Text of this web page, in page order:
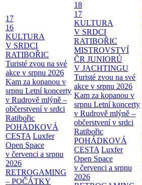
17
16
KULTURA
V SRDCI
RATIBOŘIC
Turisté zvou na své
akce v srpnu 2026
Kam za kopanou v
srpnu Letní koncerty
v Rudrově mlýně –
občerstvení v srdci
Ratibořic
POHÁDKOVÁ
CESTA Luxfer
Open Space
v červenci a srpnu
2026
RETROGAMING
– POČÁTKY
18
17
KULTURA
V SRDCI
RATIBOŘIC
MISTROVSTVÍ
ČR JUNIORŮ
V JACHTINGU
Turisté zvou na své
akce v srpnu 2026
Kam za kopanou v
srpnu Letní koncerty
v Rudrově mlýně –
občerstvení v srdci
Ratibořic
POHÁDKOVÁ
CESTA Luxfer
Open Space
v červenci a srpnu
2026